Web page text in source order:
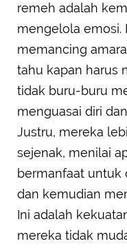
remeh adalah
mengelola emosi.
memancing
tahu kapan harus
tidak buru-buru
menguasai diri
Justru, mereka
sejenak, menilai
bermanfaat untuk
dan kemudian
Ini adalah
mereka tidak